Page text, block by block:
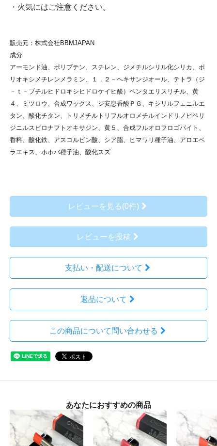
・火気にはご注意ください。
販売元：株式会社BBMJAPAN
成分
アーモンド油、ポリブテン、スチレン、ジメチルシリル化シリカ、ポ
リオキシメチレンメラミン、１，２－ヘキサンジオール、テトラ（ジ
－ｔ－ブチルヒドロキシヒドロケイヒ酸）ペンタエリスリチル、黄
４、ミツロウ、合成ワックス、ジ安息香酸ＰＧ、キシリルフェニルエ
タン、酸化チタン、トリメチルトリフルオロメチルインドリノピペリ
ジニルスピロナフトオキサジン、黄５、合成フルオロフロゴパイト、
香料、酸化鉄、アスコルビン酸、シア脂、ヒマワリ種子油、アロエベ
ラエキス、ホホバ種子油、酸化スズ
レビューを見る(0件)
レビューを投稿
支払い・配送について
返品について
この商品について問い合わせる
あなたにおすすめの商品